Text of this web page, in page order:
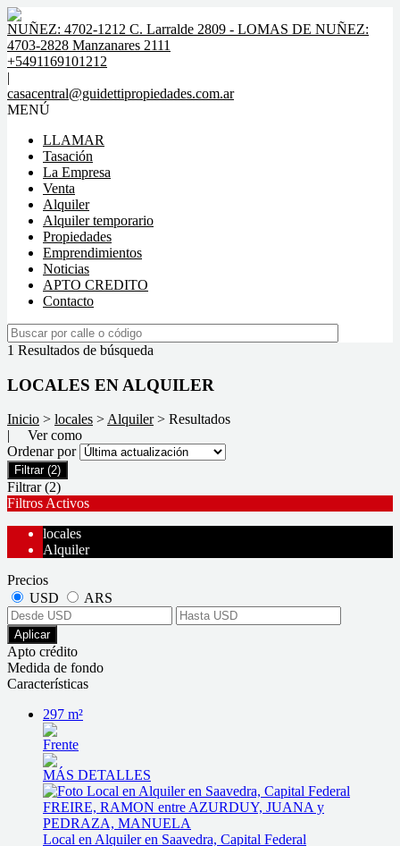
NUÑEZ: 4702-1212 C. Larralde 2809 - LOMAS DE NUÑEZ:
4703-2828 Manzanares 2111
+5491169101212
|
casacentral@guidettipropiedades.com.ar
MENÚ
LLAMAR
Tasación
La Empresa
Venta
Alquiler
Alquiler temporario
Propiedades
Emprendimientos
Noticias
APTO CREDITO
Contacto
1 Resultados de búsqueda
LOCALES EN ALQUILER
Inicio > locales >Alquiler> Resultados
| Ver como
Ordenar por
Filtrar (2)
Filtrar (2)
Filtros Activos
locales
Alquiler
Precios
USD
ARS
Aplicar
Apto crédito
Medida de fondo
Características
297 m²
Frente
MÁS DETALLES
Local en Alquiler en Saavedra, Capital Federal